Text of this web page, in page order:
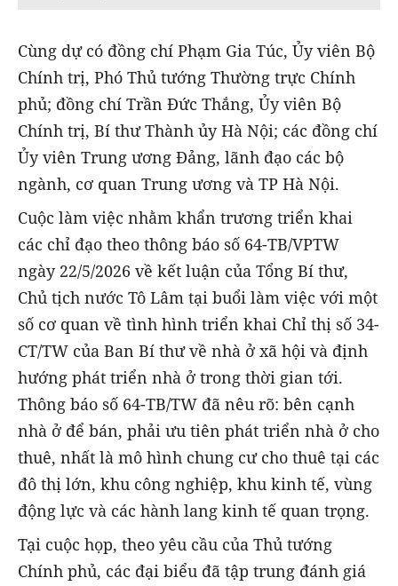
Cùng dự có đồng chí Phạm Gia Túc, Ủy viên Bộ
Chính trị, Phó Thủ tướng Thường trực Chính
phủ; đồng chí Trần Đức Thắng, Ủy viên Bộ
Chính trị, Bí thư Thành ủy Hà Nội; các đồng chí
Ủy viên Trung ương Đảng, lãnh đạo các bộ
ngành, cơ quan Trung ương và TP Hà Nội.
Cuộc làm việc nhằm khẩn trương triển khai
các chỉ đạo theo thông báo số 64-TB/VPTW
ngày 22/5/2026 về kết luận của Tổng Bí thư,
Chủ tịch nước Tô Lâm tại buổi làm việc với một
số cơ quan về tình hình triển khai Chỉ thị số 34-
CT/TW của Ban Bí thư về nhà ở xã hội và định
hướng phát triển nhà ở trong thời gian tới.
Thông báo số 64-TB/TW đã nêu rõ: bên cạnh
nhà ở để bán, phải ưu tiên phát triển nhà ở cho
thuê, nhất là mô hình chung cư cho thuê tại các
đô thị lớn, khu công nghiệp, khu kinh tế, vùng
động lực và các hành lang kinh tế quan trọng.
Tại cuộc họp, theo yêu cầu của Thủ tướng
Chính phủ, các đại biểu đã tập trung đánh giá